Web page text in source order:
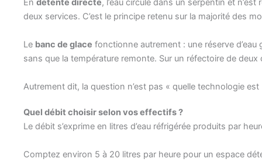
En détente directe, l’eau circule dans un serpentin et
deux services. C’est le principe retenu sur la majorité des
Le banc de glace fonctionne autrement : une réserve
sans que la température remonte. Sur un réfectoire de
Autrement dit, la question n’est pas « quelle technologie
Quel débit choisir selon vos effectifs ?
Le débit s’exprime en litres d’eau réfrigérée produits par
Comptez environ 5 à 20 litres par heure pour un espace